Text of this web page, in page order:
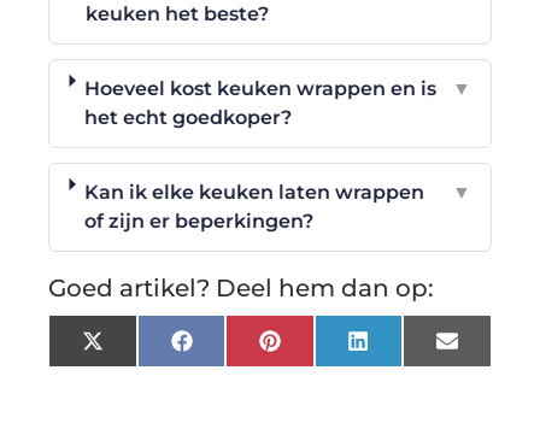
keuken het beste?
Hoeveel kost keuken wrappen en is
het echt goedkoper?
▼
Kan ik elke keuken laten wrappen
of zijn er beperkingen?
▼
Goed artikel? Deel hem dan op:
X
(Twitter)
FacebookPinterestLinkedInEmail